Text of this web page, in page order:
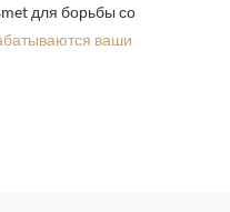
для борьбы со
ваши